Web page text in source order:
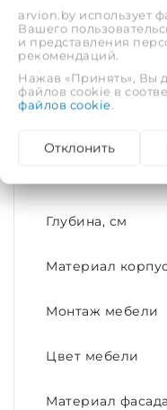
Бренд
Коллекция
Глубина, см
Материал
Монтаж мебели
Цвет мебели
Материал фасада
arvion.by использует
Вашего
и представления
рекомендаций.
Нажав «Принять», Вы
файлов cookie в
файлов cookie.
Отклонить